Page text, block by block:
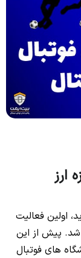
ارز
اولین فعالیت
پیش از این
های فوتبال